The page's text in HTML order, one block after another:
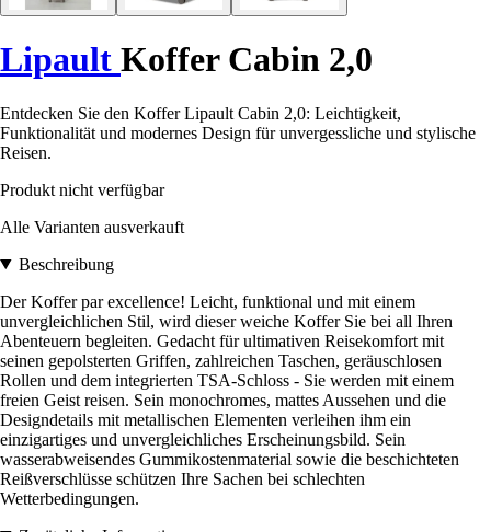
Lipault Koffer Cabin 2,0
Entdecken Sie den Koffer Lipault Cabin 2,0: Leichtigkeit,
Funktionalität und modernes Design für unvergessliche und stylische
Reisen.
Produkt nicht verfügbar
Alle Varianten ausverkauft
Beschreibung
Der Koffer par excellence! Leicht, funktional und mit einem
unvergleichlichen Stil, wird dieser weiche Koffer Sie bei all Ihren
Abenteuern begleiten. Gedacht für ultimativen Reisekomfort mit
seinen gepolsterten Griffen, zahlreichen Taschen, geräuschlosen
Rollen und dem integrierten TSA-Schloss - Sie werden mit einem
freien Geist reisen. Sein monochromes, mattes Aussehen und die
Designdetails mit metallischen Elementen verleihen ihm ein
einzigartiges und unvergleichliches Erscheinungsbild. Sein
wasserabweisendes Gummikostenmaterial sowie die beschichteten
Reißverschlüsse schützen Ihre Sachen bei schlechten
Wetterbedingungen.